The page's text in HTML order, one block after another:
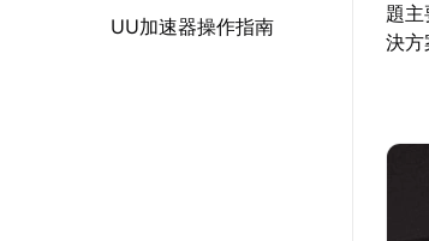
UU加速器操作指南
題
決方